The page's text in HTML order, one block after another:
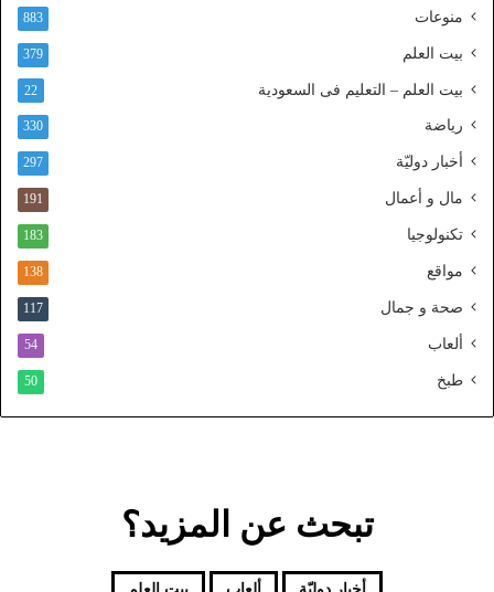
ا
ا
ط
ا
م
و
د
منوعات 883
بيت العلم 379
بيت العلم – التعليم فى السعودية 22
رياضة 330
أخبار دوليّة 297
مال و أعمال 191
تكنولوجيا 183
مواقع 138
صحة و جمال 117
ألعاب 54
طبخ 50
تبحث عن المزيد؟